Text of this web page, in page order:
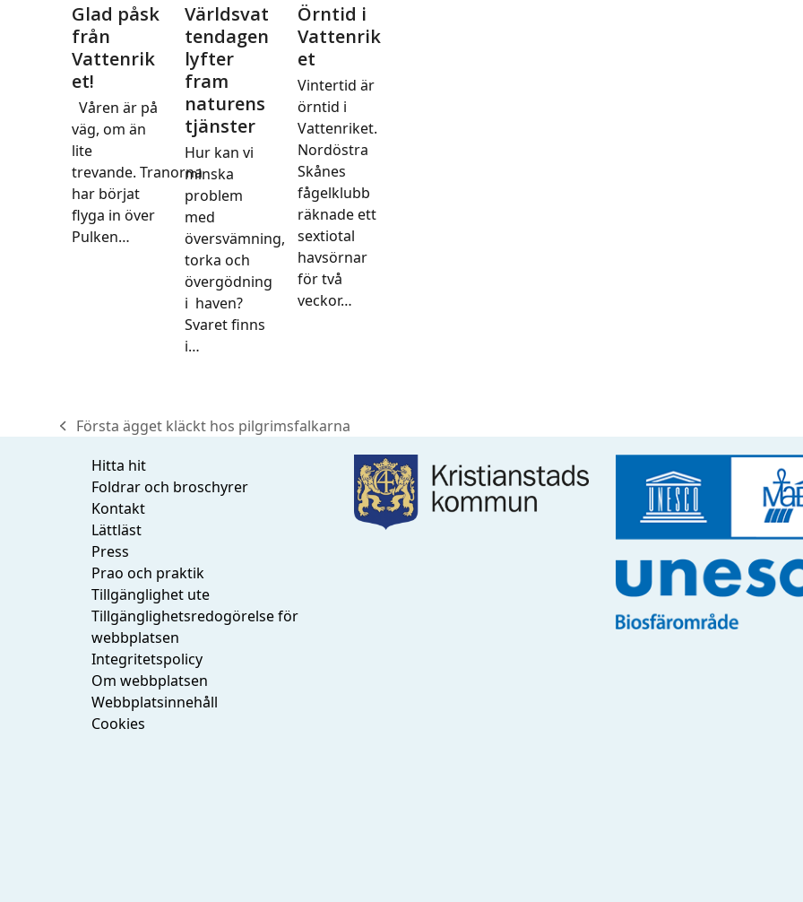
Glad påsk
från
Vattenrik
et!
Våren är på
väg, om än
lite
trevande. Tranorna
har börjat
flyga in över
Pulken…
Världsvat
tendagen
lyfter
fram
naturens
tjänster
Hur kan vi
minska
problem
med
översvämning,
torka och
övergödning
i haven?
Svaret finns
i…
Örntid i
Vattenrik
et
Vintertid är
örntid i
Vattenriket.
Nordöstra
Skånes
fågelklubb
räknade ett
sextiotal
havsörnar
för två
veckor…
previous
post:
Första ägget kläckt hos pilgrimsfalkarna
Hitta hit
Foldrar och broschyrer
Kontakt
Lättläst
Press
Prao och praktik
Tillgänglighet ute
Tillgänglighetsredogörelse för
webbplatsen
Integritetspolicy
Om webbplatsen
Webbplatsinnehåll
Cookies